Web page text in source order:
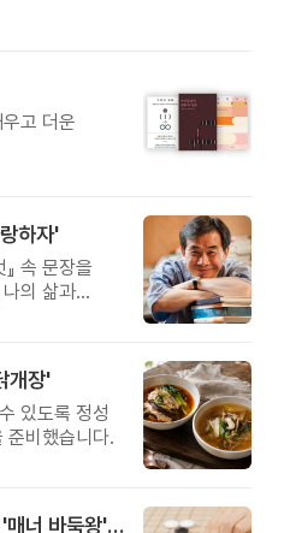
고 더운
하자'
속 문장을
의 삶과
개장'
있도록 정성
준비했습니다.
제3회 서초구 아버지센터배 '매너 바둑왕' 대회